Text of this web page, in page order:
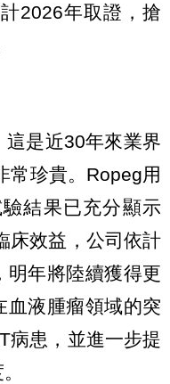
2026年取證，搶
是近30年來業界
常珍貴。Ropeg用
結果已充分顯示
床效益，公司依計
明年將陸續獲得更
血液腫瘤領域的突
病患，並進一步提